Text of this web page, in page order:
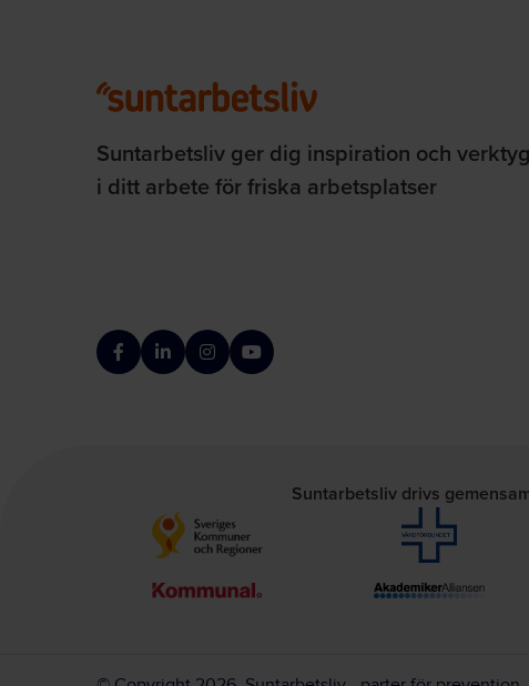
Suntarbetsliv ger dig inspiration och verktyg
i ditt arbete för friska arbetsplatser
FacebookLinkedInInstagramYouTube
Suntarbetsliv drivs